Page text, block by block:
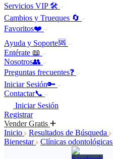
Servicios VIP 🛠️
Cambios y Trueques 🔄
Favoritos❤️
Ayuda y Soporte🆘
Entérate 📖
Nosotros👥
Preguntas frecuentes❓
Iniciar Sesión🔑
Contactar📞
Iniciar Sesión
Registrar
Vender Gratis
Inicio
Resultados de Búsqueda
Bienestar
Clínicas odontológicas